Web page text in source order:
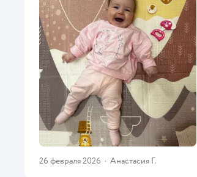
26 февраля 2026 · Анастасия Г.